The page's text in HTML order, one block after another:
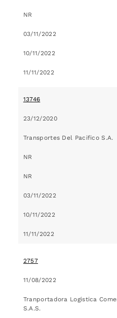
NR
03/11/2022
10/11/2022
11/11/2022
13746
23/12/2020
Transportes Del Pacifico S.A.
NR
NR
03/11/2022
10/11/2022
11/11/2022
2757
11/08/2022
Tranportadora Logistica
S.A.S.